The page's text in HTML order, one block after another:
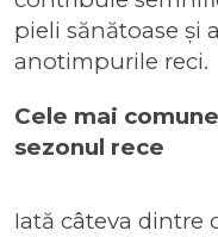
pieli sănătoase și
anotimpurile reci.
Cele mai
sezonul rece
Iată câteva dintre